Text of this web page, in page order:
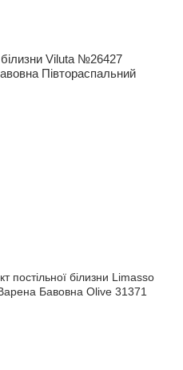
білизни Viluta №26427
Півтораспальний